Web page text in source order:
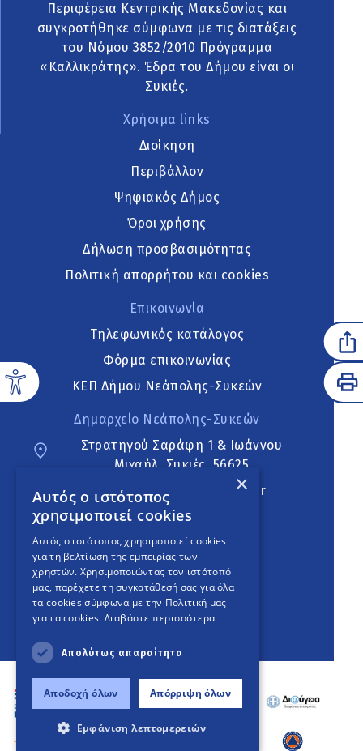
Περιφέρεια Κεντρικής Μακεδονίας και
συγκροτήθηκε σύμφωνα με τις διατάξεις
του Νόμου 3852/2010 Πρόγραμμα
«Καλλικράτης». Έδρα του Δήμου είναι οι
Συκιές.
Χρήσιμα links
Διοίκηση
Περιβάλλον
Ψηφιακός Δήμος
Όροι χρήσης
Δήλωση προσβασιμότητας
Πολιτική απορρήτου και cookies
Επικοινωνία
Τηλεφωνικός κατάλογος
Φόρμα επικοινωνίας
ΚΕΠ Δήμου Νεάπολης-Συκεών
Δημαρχείο Νεάπολης-Συκεών
Στρατηγού Σαράφη 1 & Ιωάννου
Μιχαήλ, Συκιές, 56625
neapoli.sykies@ddt.gov.gr
Ακολουθήστε
English Version
An project
×
Αυτός ο ιστότοπος
χρησιμοποιεί cookies
Αυτός ο ιστότοπος χρησιμοποιεί cookies
για τη βελτίωση της εμπειρίας των
χρηστών. Χρησιμοποιώντας τον ιστότοπό
μας, παρέχετε τη συγκατάθεσή σας για όλα
τα cookies σύμφωνα με την Πολιτική μας
για τα cookies. Διαβάστε περισσότερα
Απολύτως απαραίτητα
Αποδοχή όλων Απόρριψη όλων
Εμφάνιση λεπτομερειών